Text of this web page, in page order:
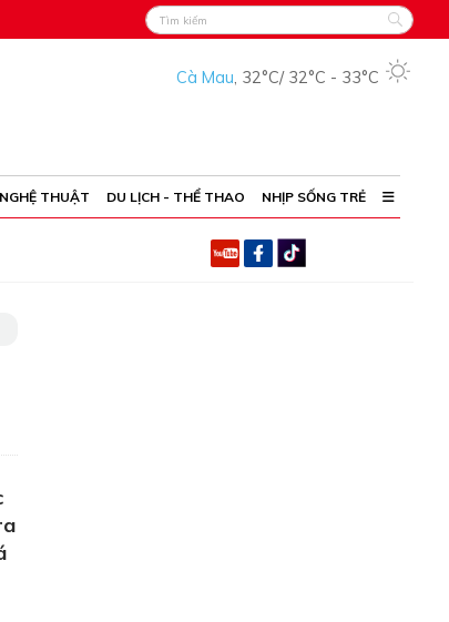
Cà Mau, 32°C/ 32°C - 33°C
THUẬT DU LỊCH - THỂ THAO NHỊP SỐNG TRẺ